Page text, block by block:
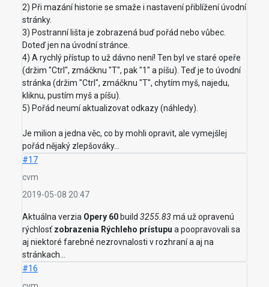
2) Při mazání historie se smaže i nastavení přiblížení úvodní
stránky.
3) Postranní lišta je zobrazená buď pořád nebo vůbec.
Doteď jen na úvodní stránce.
4) A rychlý přístup to už dávno není! Ten byl ve staré opeře
(držim "Ctrl", zmáčknu "T", pak "1" a píšu). Teď je to úvodní
stránka (držim "Ctrl", zmáčknu "T", chytím myš, najedu,
kliknu, pustím myš a píšu).
5) Pořád neumí aktualizovat odkazy (náhledy).
Je milion a jedna věc, co by mohli opravit, ale vymejšlej
pořád nějaký zlepšováky...
#17
cvm
2019-05-08 20:47
Aktuálna verzia Opery 60build 3255.83 má už opravenú
rýchlosť zobrazenia Rýchleho prístupu a poopravovali sa
aj niektoré farebné nezrovnalosti v rozhraní a aj na
stránkach...
#16